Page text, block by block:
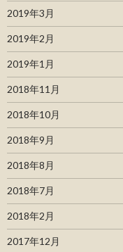
2019年3月
2019年2月
2019年1月
2018年11月
2018年10月
2018年9月
2018年8月
2018年7月
2018年2月
2017年12月